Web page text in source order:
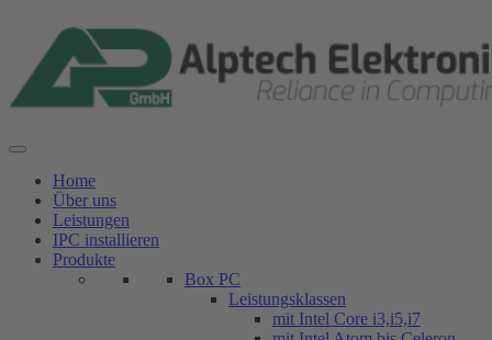
springen
Home
Über uns
Leistungen
IPC installieren
Produkte
Box PC
Leistungsklassen
mit Intel Core i3,i5,i7